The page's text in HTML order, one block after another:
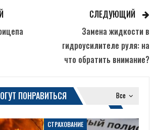
СЛЕДУЮЩИЙ
Замена жидкости в
гидроусилителе руля: на
что обратить внимание?
Все
ПОНРАВИТЬСЯ
СТРАХОВАНИЕ